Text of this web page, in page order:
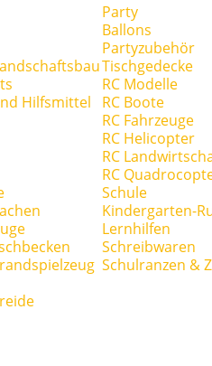
Hilfsmittel
Party
Ballons
Partyzubehör
Tischgedecke
RC Modelle
RC Boote
RC Fahrzeuge
RC Helicopter
RC
RC
Schule
Kindergarten-
Lernhilfen
Schreibwaren
Schulranzen &